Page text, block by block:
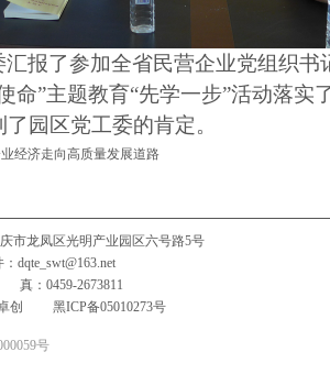
报了参加全省民营企业党组织书
命”主题教育“先学一步”活动落实
园区党工委的肯定。
经济走向高质量发展道路
龙凤区光明产业园区六号路5号
2673811
创 黑ICP备05010273号
号